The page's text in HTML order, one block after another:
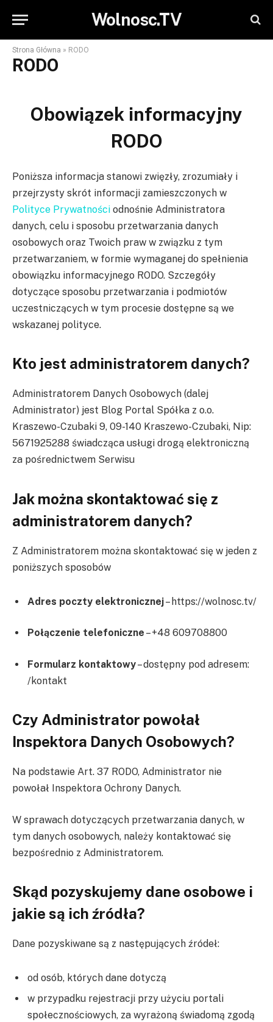
Wolnosc.TV
Strona Główna » RODO
RODO
Obowiązek informacyjny
RODO
Poniższa informacja stanowi zwięzły, zrozumiały i
przejrzysty skrót informacji zamieszczonych w
Polityce Prywatności odnośnie Administratora
danych, celu i sposobu przetwarzania danych
osobowych oraz Twoich praw w związku z tym
przetwarzaniem, w formie wymaganej do spełnienia
obowiązku informacyjnego RODO. Szczegóły
dotyczące sposobu przetwarzania i podmiotów
uczestniczących w tym procesie dostępne są we
wskazanej polityce.
Kto jest administratorem danych?
Administratorem Danych Osobowych (dalej
Administrator) jest Blog Portal Spółka z o.o.
Kraszewo-Czubaki 9, 09-140 Kraszewo-Czubaki, Nip:
5671925288 świadcząca usługi drogą elektroniczną
za pośrednictwem Serwisu
Jak można skontaktować się z
administratorem danych?
Z Administratorem można skontaktować się w jeden z
poniższych sposobów
Adres poczty elektronicznej– https://wolnosc.tv/
Połączenie telefoniczne – +48 609708800
Formularz kontaktowy– dostępny pod adresem:
/kontakt
Czy Administrator powołał
Inspektora Danych Osobowych?
Na podstawie Art. 37 RODO, Administrator nie
powołał Inspektora Ochrony Danych.
W sprawach dotyczących przetwarzania danych, w
tym danych osobowych, należy kontaktować się
bezpośrednio z Administratorem.
Skąd pozyskujemy dane osobowe i
jakie są ich źródła?
Dane pozyskiwane są z następujących źródeł:
od osób, których dane dotyczą
w przypadku rejestracji przy użyciu portali
społecznościowych, za wyrażoną świadomą zgodą